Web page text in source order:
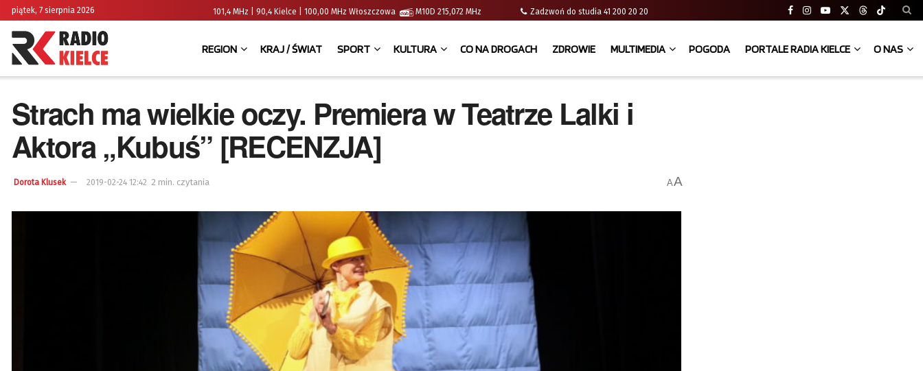
piątek, 7 sierpnia 2026 101,4 MHz | 90,4 Kielce | 100,00 MHz Włoszczowa M10D 215,072 MHz Zadzwoń do studia 41 200 20 20
REGION KRAJ / ŚWIAT SPORT KULTURA CO NA DROGACH ZDROWIE MULTIMEDIA POGODA PORTALE RADIA KIELCE O NAS
Strach ma wielkie oczy. Premiera w Teatrze Lalki i
Aktora „Kubuś” [RECENZJA]
Dorota Klusek 2019-02-24 12:42 2 min. czytania AA